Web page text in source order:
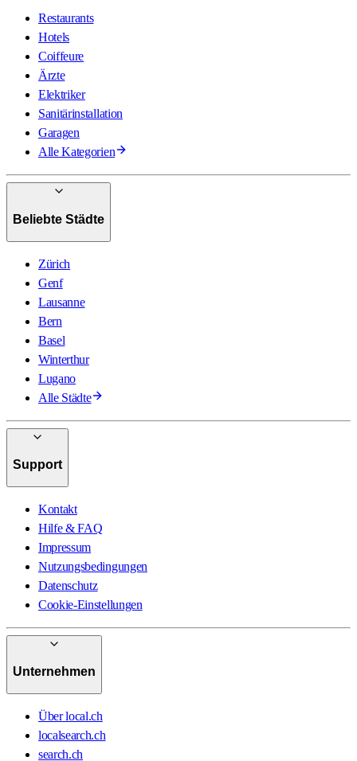
Restaurants
Hotels
Coiffeure
Ärzte
Elektriker
Sanitärinstallation
Garagen
Alle Kategorien
Beliebte Städte
Zürich
Genf
Lausanne
Bern
Basel
Winterthur
Lugano
Alle Städte
Support
Kontakt
Hilfe & FAQ
Impressum
Nutzungsbedingungen
Datenschutz
Cookie-Einstellungen
Unternehmen
Über local.ch
localsearch.ch
search.ch